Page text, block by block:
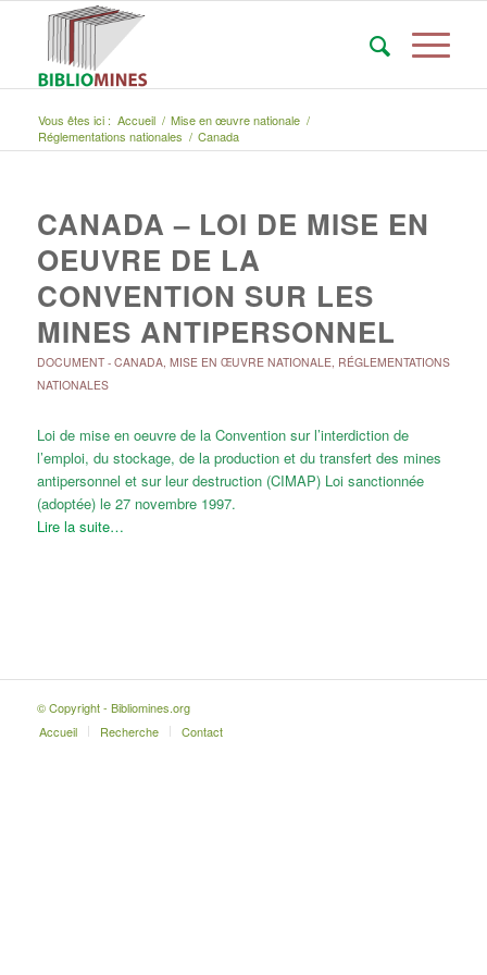
Vous êtes ici : Accueil / Mise en œuvre nationale /
Réglementations nationales / Canada
CANADA – LOI DE MISE EN
OEUVRE DE LA
CONVENTION SUR LES
MINES ANTIPERSONNEL
DOCUMENT- CANADA, MISE EN ŒUVRE NATIONALE, RÉGLEMENTATIONS
NATIONALES
Loi de mise en oeuvre de la Convention sur l’interdiction de
l’emploi, du stockage, de la production et du transfert des mines
antipersonnel et sur leur destruction (CIMAP) Loi sanctionnée
(adoptée) le 27 novembre 1997.
Lire la suite…
© Copyright - Bibliomines.org
Accueil
Recherche Contact